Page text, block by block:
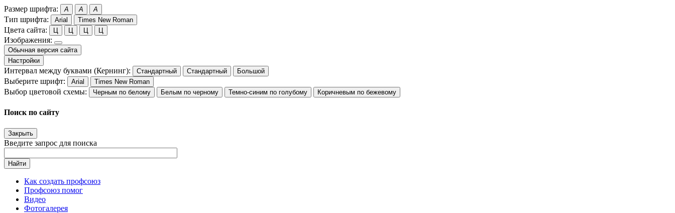
Размер шрифта: A A A
Тип шрифта: Arial Times New Roman
Цвета сайта: Ц Ц Ц Ц
Изображения:
Обычная версия сайта
Настройки
Интервал между буквами (Кернинг): Стандартный Стандартный Большой
Выберите шрифт: Arial Times New Roman
Выбор цветовой схемы: Черным по белому Белым по черному Темно-синим по голубому Коричневым по бежевому
Поиск по сайту
Закрыть
Введите запрос для поиска
Найти
Как создать профсоюз
Профсоюз помог
Видео
Фотогалерея